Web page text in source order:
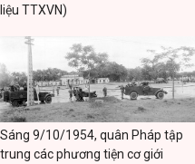
liệu TTXVN)
Sáng 9/10/1954, quân Pháp tập
trung các phương tiện cơ giới